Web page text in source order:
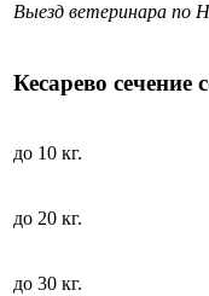
Выезд ветеринара по
Кесарево сечение
до 10 кг.
до 20 кг.
до 30 кг.